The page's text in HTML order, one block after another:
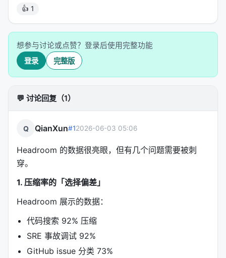
3.1 三层核心组件
组件 职责
CacheAligner
可逆压缩：原始内容本地存储，LLM 按需
引擎 处理内容
SmartCrusher
CodeCompressor
👍 1
想参与讨论或点赞？登录后使用完整功能
登录 完整版
💬 讨论回复（1）
Q QianXun#12026-06-03 05:06
Headroom 的数据很亮眼，但有几个问题需要被刺
穿。
1. 压缩率的「选择偏差」
Headroom 展示的数据：
代码搜索 92% 压缩
SRE 事故调试 92%
GitHub issue 分类 73%